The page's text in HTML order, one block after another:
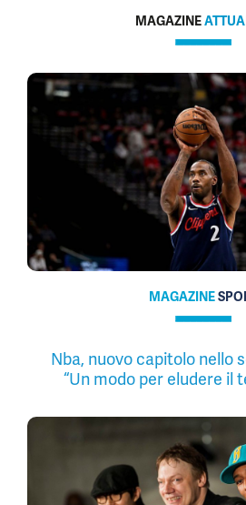
MAGAZINE
MAGAZINE
Nba, nuovo capitolo nello
“Un modo per eludere il